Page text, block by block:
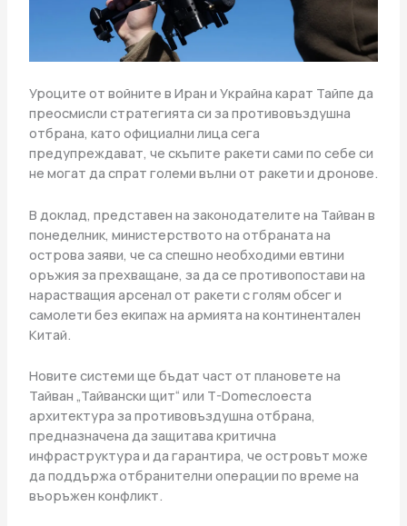
Уроците от войните в Иран и Украйна карат Тайпе да
преосмисли стратегията си за противовъздушна
отбрана, като официални лица сега
предупреждават, че скъпите ракети сами по себе си
не могат да спрат големи вълни от ракети и дронове.
В доклад, представен на законодателите на Тайван в
понеделник, министерството на отбраната на
острова заяви, че са спешно необходими евтини
оръжия за прехващане, за да се противопостави на
нарастващия арсенал от ракети с голям обсег и
самолети без екипаж на армията на континентален
Китай.
Новите системи ще бъдат част от плановете на
Тайван „Тайвански щит“ ​​или T-Domeслоеста
архитектура за противовъздушна отбрана,
предназначена да защитава критична
инфраструктура и да гарантира, че островът може
да поддържа отбранителни операции по време на
въоръжен конфликт.